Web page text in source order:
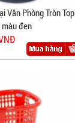
Văn Phòng Tròn Top
đen